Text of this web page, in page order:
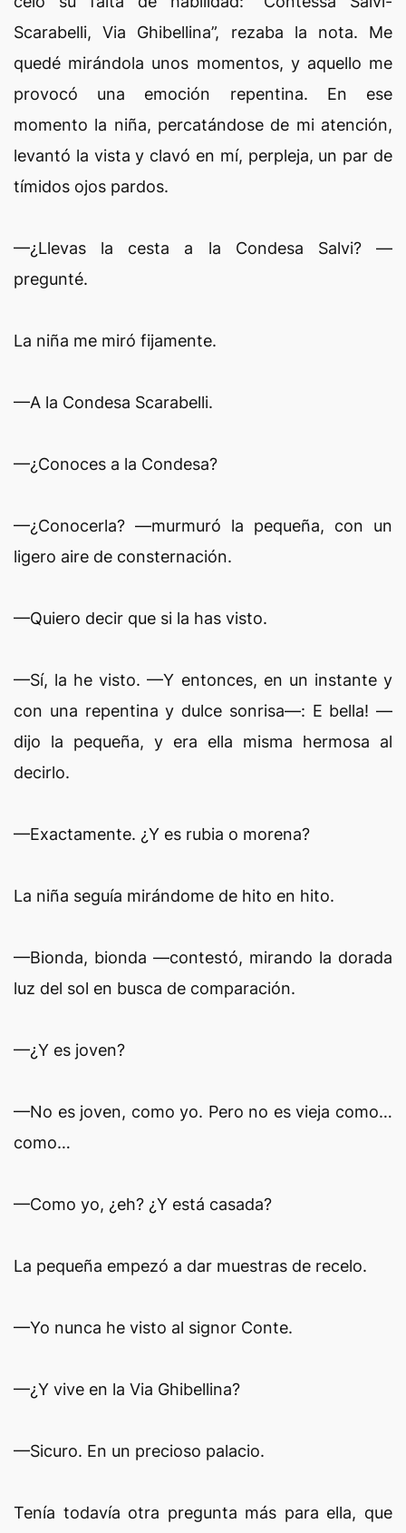
Scarabelli, Via Ghibellina”, rezaba la nota. Me
quedé mirándola unos momentos, y aquello me
provocó una emoción repentina. En ese
momento la niña, percatándose de mi atención,
levantó la vista y clavó en mí, perpleja, un par de
tímidos ojos pardos.
—¿Llevas la cesta a la Condesa Salvi? —
pregunté.
La niña me miró fijamente.
—A la Condesa Scarabelli.
—¿Conoces a la Condesa?
—¿Conocerla? —murmuró la pequeña, con un
ligero aire de consternación.
—Quiero decir que si la has visto.
—Sí, la he visto. —Y entonces, en un instante y
con una repentina y dulce sonrisa—: E bella! —
dijo la pequeña, y era ella misma hermosa al
decirlo.
—Exactamente. ¿Y es rubia o morena?
La niña seguía mirándome de hito en hito.
—Bionda, bionda —contestó, mirando la dorada
luz del sol en busca de comparación.
—¿Y es joven?
—No es joven, como yo. Pero no es vieja como…
como…
—Como yo, ¿eh? ¿Y está casada?
La pequeña empezó a dar muestras de recelo.
—Yo nunca he visto al signor Conte.
—¿Y vive en la Via Ghibellina?
—Sicuro. En un precioso palacio.
Tenía todavía otra pregunta más para ella, que